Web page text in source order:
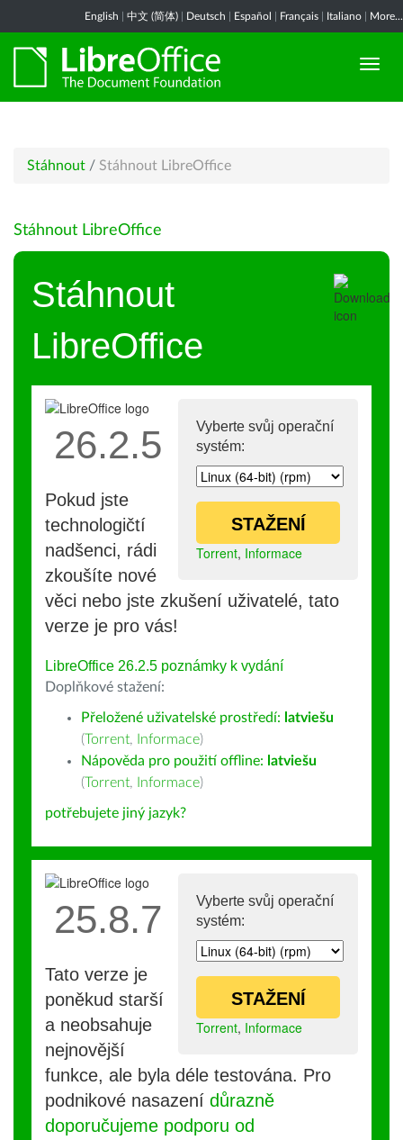
English 中文 (简体) Deutsch Español Français Italiano More...
Stáhnout / Stáhnout LibreOffice
Stáhnout LibreOffice
Stáhnout
LibreOffice
Vyberte svůj operační
systém:
STAŽENÍ
Torrent, Informace
26.2.5
Pokud jste
technologičtí
nadšenci, rádi
zkoušíte nové
věci nebo jste zkušení uživatelé, tato
verze je pro vás!
LibreOffice 26.2.5 poznámky k vydání
Doplňkové stažení:
Přeložené uživatelské prostředí: latviešu
(Torrent, Informace)
Nápověda pro použití offline: latviešu
(Torrent, Informace)
potřebujete jiný jazyk?
Vyberte svůj operační
systém:
STAŽENÍ
Torrent, Informace
25.8.7
Tato verze je
poněkud starší
a neobsahuje
nejnovější
funkce, ale byla déle testována. Pro
podnikové nasazení důrazně
doporučujeme podporu od